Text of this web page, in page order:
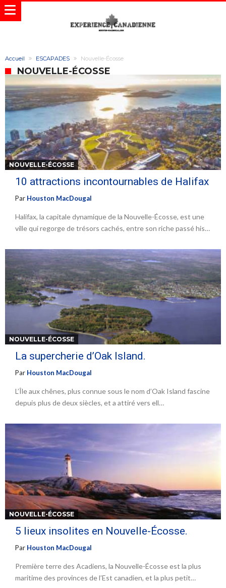
Accueil ESCAPADES Nouvelle-Écosse
NOUVELLE-ÉCOSSE
NOUVELLE-ÉCOSSE
10 attractions incontournables de Halifax
Par Houston MacDougal
Halifax, la capitale dynamique de la Nouvelle-Écosse, est une
ville qui regorge de trésors cachés, entre son riche passé his…
NOUVELLE-ÉCOSSE
La supercherie d’Oak Island.
Par Houston MacDougal
L’Île aux chênes, plus connue sous le nom d’Oak Island fascine
depuis plus de deux siècles, et a attiré vers ell…
NOUVELLE-ÉCOSSE
5 lieux insolites en Nouvelle-Écosse.
Par Houston MacDougal
Première terre des Acadiens, la Nouvelle-Écosse est la plus
maritime des provinces de l’Est canadien, et la plus petit…